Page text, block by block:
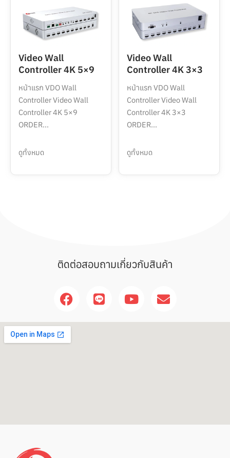
Video Wall
Controller 4K 5×9
หน้าแรก VDO Wall
Controller Video Wall
Controller 4K 5×9
ORDER...
ดูทั้งหมด
Video Wall
Controller 4K 3×3
หน้าแรก VDO Wall
Controller Video Wall
Controller 4K 3×3
ORDER...
ดูทั้งหมด
ติดต่อสอบถามเกี่ยวกับสินค้า
F
a
c
e
b
L
i
n
Y
o
u
E
n
v